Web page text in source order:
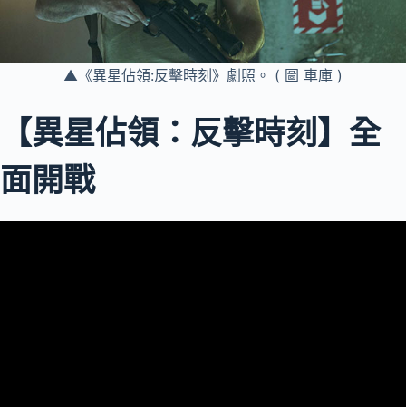
▲《異星佔領:反擊時刻》劇照。 ( 圖 車庫 )
【異星佔領：反擊時刻】全
面開戰